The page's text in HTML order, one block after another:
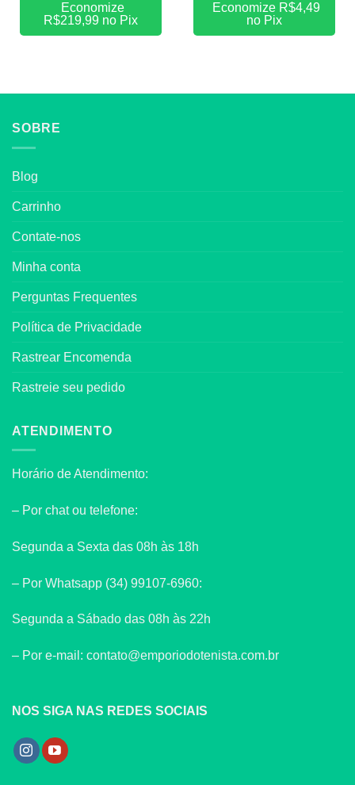
Economize
R$219,99 no Pix
Economize R$4,49
no Pix
SOBRE
Blog
Carrinho
Contate-nos
Minha conta
Perguntas Frequentes
Política de Privacidade
Rastrear Encomenda
Rastreie seu pedido
ATENDIMENTO
Horário de Atendimento:
– Por chat ou telefone:
Segunda a Sexta das 08h às 18h
– Por Whatsapp (34) 99107-6960:
Segunda a Sábado das 08h às 22h
– Por e-mail: contato@emporiodotenista.com.br
NOS SIGA NAS REDES SOCIAIS